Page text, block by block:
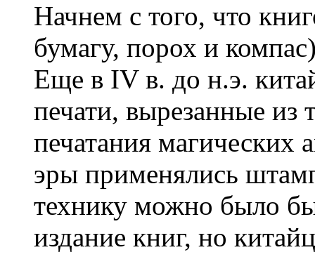
Начнем с того, что
бумагу, порох и
Еще в IV в. до н.э.
печати, вырезанные из
печатания магических
эры применялись
технику можно было
издание книг, но